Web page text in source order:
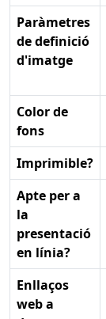
Paràmetres
de definició
d'imatge
Color de
fons
Imprimible?
Apte per a
la
presentació
en línia?
Enllaços
web a